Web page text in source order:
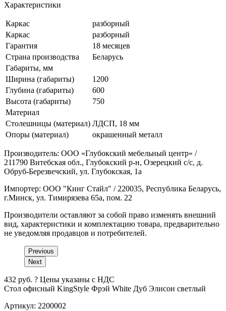
Характеристики
Каркас
разборный
Каркас
разборный
Гарантия
18 месяцев
Страна производства
Беларусь
Габариты, мм
Ширина (габариты)
1200
Глубина (габариты)
600
Высота (габариты)
750
Материал
Столешницы (материал) ЛДСП, 18 мм
Опоры (материал)
окрашенный металл
Производитель: ООО «Глубокский мебельный центр» /
211790 Витебская обл., Глубокский р-н, Озерецкий с/с, д.
Обруб-Березвечский, ул. Глубокская, 1а
Импортер: ООО "Кинг Стайл" / 220035, Республика Беларусь,
г.Минск, ул. Тимирязева 65а, пом. 22
Производители оставляют за собой право изменять внешний
вид, характеристики и комплектацию товара, предварительно
не уведомляя продавцов и потребителей.
Previous
Next
432 руб. ? Цены указаны с НДС
Стол офисный KingStyle Фрэй White Дуб Элисон светлый
Артикул: 2200002